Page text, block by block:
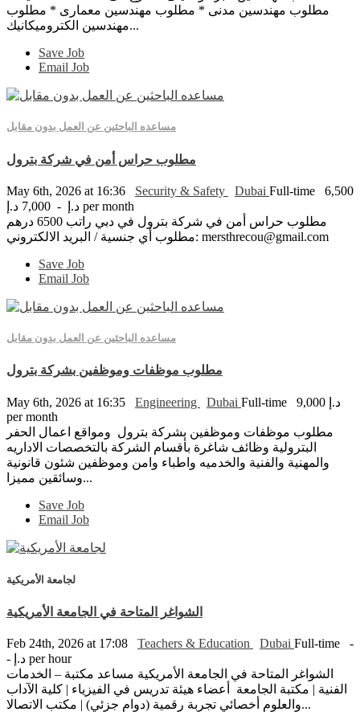
مطلوب مهندسين مدنى * مطلوب مهندسين معمارى * مطلوب
مهندسين الكتروميكانيك...
Save Job
Email Job
مساعده الباحثين عن العمل بدون مقابل
مطلوب حراس أمن في شركة بترول
May 6th, 2026 at 16:36 Security & Safety Dubai Full-time
6,500
د.إ - 7,000 د.إ per month
مطلوب حراس أمن في شركة بترول في دبي راتب 6500 درهم
مطلوب أي جنسية / البريد الالكتروني: mersthrecou@gmail.com
Save Job
Email Job
مساعده الباحثين عن العمل بدون مقابل
مطلوب موظفات وموظفين بشركة بترول
May 6th, 2026 at 16:35 Engineering Dubai Full-time
9,000 د.إ
per month
مطلوب موظفات وموظفين بشركة بترول ومواقع اعمال الحفر
البترولية وظائف شاغرة بأقسام الشركة بالتخصصات الاداريه
والمهنية والفنية والخدميه واطباء وامن وموظفين شئون قانونية
وسائقين مميزا...
Save Job
Email Job
لجامعة الأمريكية
الشواغر المتاحة في الجامعة الأمريكية
Feb 24th, 2026 at 17:08 Teachers & Education Dubai Full-time
-
- د.إ per hour
الشواغر المتاحة في الجامعة الأمريكية مساعد مكتبة – الخدمات
الفنية | مكتبة الجامعة أعضاء هيئة تدريس في الفيزياء | كلية الآداب
والعلوم أخصائي تجربة رقمية (دوام جزئي) | مكتب الاتصالا...